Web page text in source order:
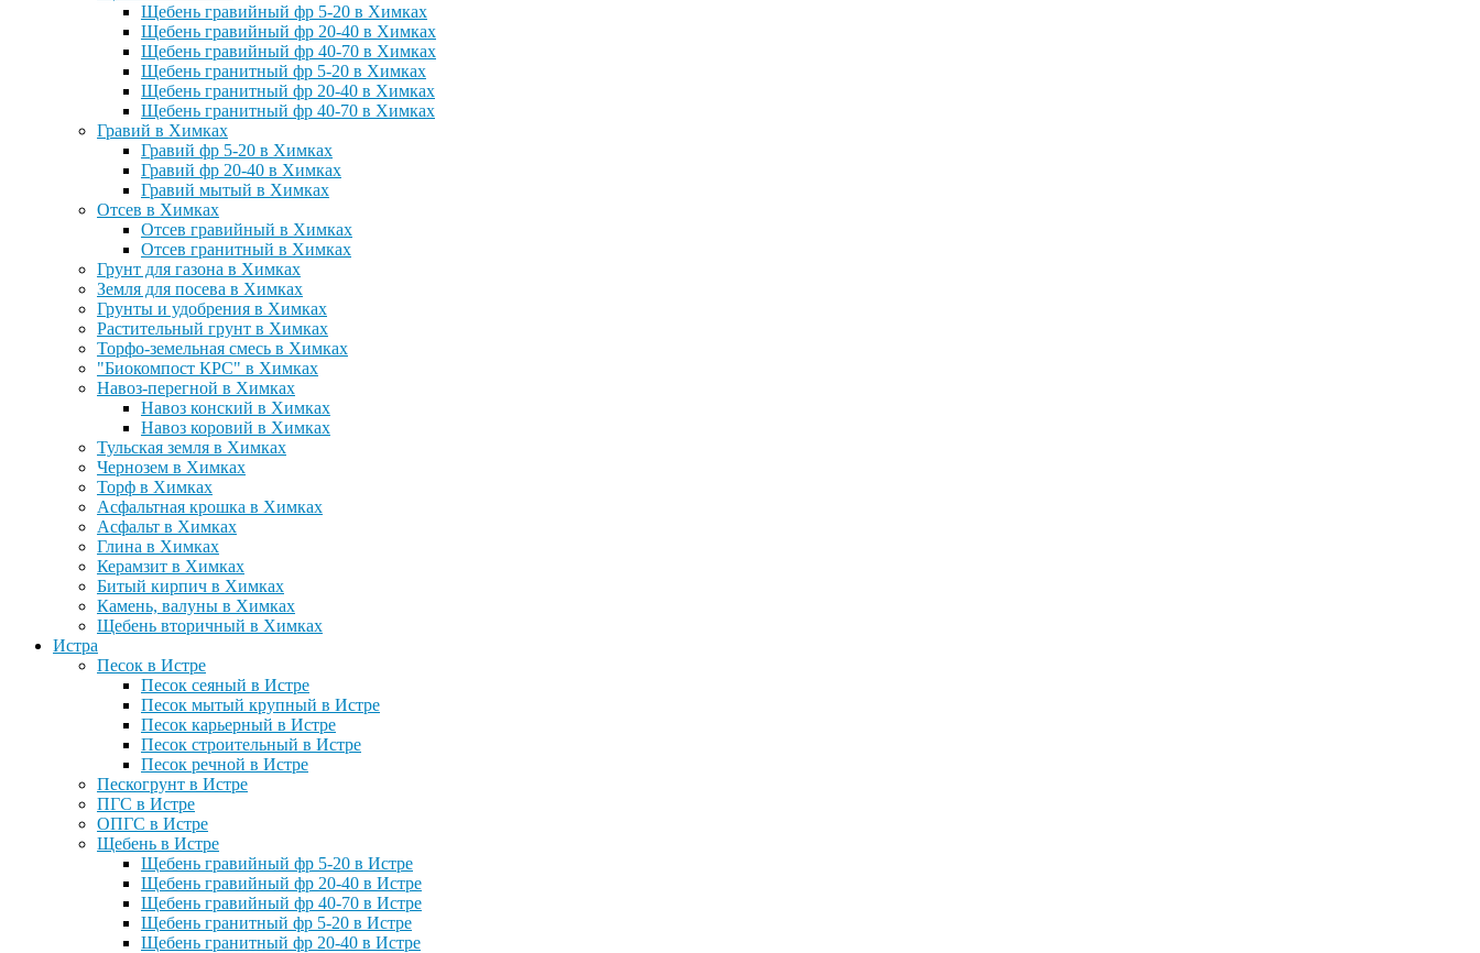
Щебень гравийный фр 5-20 в Химках
Щебень гравийный фр 20-40 в Химках
Щебень гравийный фр 40-70 в Химках
Щебень гранитный фр 5-20 в Химках
Щебень гранитный фр 20-40 в Химках
Щебень гранитный фр 40-70 в Химках
Гравий в Химках
Гравий фр 5-20 в Химках
Гравий фр 20-40 в Химках
Гравий мытый в Химках
Отсев в Химках
Отсев гравийный в Химках
Отсев гранитный в Химках
Грунт для газона в Химках
Земля для посева в Химках
Грунты и удобрения в Химках
Растительный грунт в Химках
Торфо-земельная смесь в Химках
"Биокомпост КРС" в Химках
Навоз-перегной в Химках
Навоз конский в Химках
Навоз коровий в Химках
Тульская земля в Химках
Чернозем в Химках
Торф в Химках
Асфальтная крошка в Химках
Асфальт в Химках
Глина в Химках
Керамзит в Химках
Битый кирпич в Химках
Камень, валуны в Химках
Щебень вторичный в Химках
Истра
Песок в Истре
Песок сеяный в Истре
Песок мытый крупный в Истре
Песок карьерный в Истре
Песок строительный в Истре
Песок речной в Истре
Пескогрунт в Истре
ПГС в Истре
ОПГС в Истре
Щебень в Истре
Щебень гравийный фр 5-20 в Истре
Щебень гравийный фр 20-40 в Истре
Щебень гравийный фр 40-70 в Истре
Щебень гранитный фр 5-20 в Истре
Щебень гранитный фр 20-40 в Истре